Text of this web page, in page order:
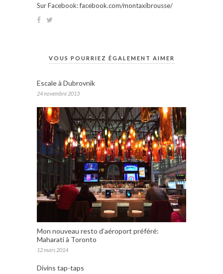
Sur Facebook: facebook.com/montaxibrousse/
VOUS POURRIEZ ÉGALEMENT AIMER
Escale à Dubrovnik
24 novembre 2013
Mon nouveau resto d’aéroport préféré:
Maharati à Toronto
12 mars 2014
Divins tap-taps